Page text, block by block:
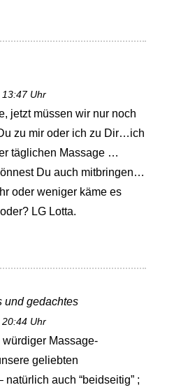
Uhr
jetzt müssen wir nur noch
zu mir oder ich zu Dir…ich
täglichen Massage …
Du auch mitbringen…
oder weniger käme es
LG Lotta.
und gedachtes
Uhr
Massage-
geliebten
natürlich auch “beidseitig” ;